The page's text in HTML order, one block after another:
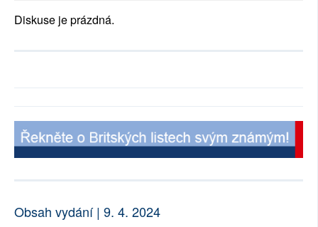
Diskuse je prázdná.
Obsah vydání | 9. 4. 2024